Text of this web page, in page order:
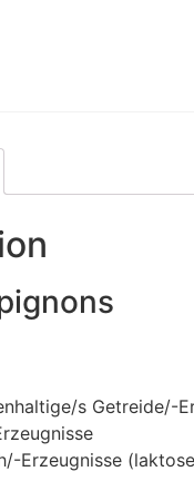
s Getreide/-
Erzeugnisse